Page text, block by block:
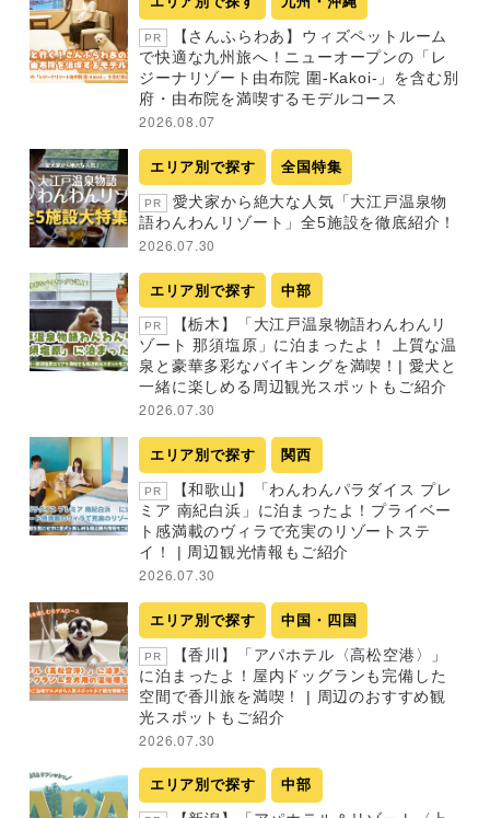
PR
【さんふらわあ】ウィズペットルーム
で快適な九州旅へ！ニューオープンの「レ
ジーナリゾート由布院 圍-Kakoi-」を含む別
府・由布院を満喫するモデルコース
2026.08.07
エリア別で探す 全国特集
PR
愛犬家から絶大な人気「大江戸温泉物
語わんわんリゾート」全5施設を徹底紹介！
2026.07.30
エリア別で探す 中部
PR
【栃木】「大江戸温泉物語わんわんリ
ゾート 那須塩原」に泊まったよ！ 上質な温
泉と豪華多彩なバイキングを満喫！| 愛犬と
一緒に楽しめる周辺観光スポットもご紹介
2026.07.30
エリア別で探す 関西
PR
【和歌山】「わんわんパラダイス プレ
ミア 南紀白浜」に泊まったよ！プライベー
ト感満載のヴィラで充実のリゾートステ
イ！ | 周辺観光情報もご紹介
2026.07.30
エリア別で探す 中国・四国
PR
【香川】「アパホテル〈高松空港〉」
に泊まったよ！屋内ドッグランも完備した
空間で香川旅を満喫！ | 周辺のおすすめ観
光スポットもご紹介
2026.07.30
エリア別で探す 中部